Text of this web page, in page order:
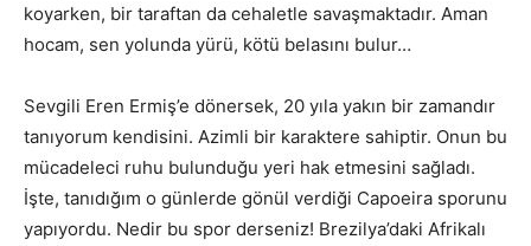
koyarken, bir taraftan da cehaletle savaşmaktadır. Aman
hocam, sen yolunda yürü, kötü belasını bulur…
Sevgili Eren Ermiş’e dönersek, 20 yıla yakın bir zamandır
tanıyorum kendisini. Azimli bir karaktere sahiptir. Onun bu
mücadeleci ruhu bulunduğu yeri hak etmesini sağladı.
İşte, tanıdığım o günlerde gönül verdiği Capoeira sporunu
yapıyordu. Nedir bu spor derseniz! Brezilya’daki Afrikalı